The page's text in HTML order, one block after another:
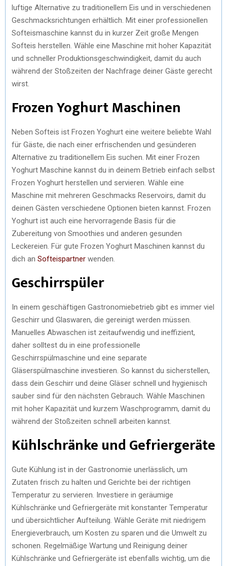
luftige Alternative zu traditionellem Eis und in verschiedenen
Geschmacksrichtungen erhältlich. Mit einer professionellen
Softeismaschine kannst du in kurzer Zeit große Mengen
Softeis herstellen. Wähle eine Maschine mit hoher Kapazität
und schneller Produktionsgeschwindigkeit, damit du auch
während der Stoßzeiten der Nachfrage deiner Gäste gerecht
wirst.
Frozen Yoghurt Maschinen
Neben Softeis ist Frozen Yoghurt eine weitere beliebte Wahl
für Gäste, die nach einer erfrischenden und gesünderen
Alternative zu traditionellem Eis suchen. Mit einer Frozen
Yoghurt Maschine kannst du in deinem Betrieb einfach selbst
Frozen Yoghurt herstellen und servieren. Wähle eine
Maschine mit mehreren Geschmacks Reservoirs, damit du
deinen Gästen verschiedene Optionen bieten kannst. Frozen
Yoghurt ist auch eine hervorragende Basis für die
Zubereitung von Smoothies und anderen gesunden
Leckereien. Für gute Frozen Yoghurt Maschinen kannst du
dich an Softeispartner wenden.
Geschirrspüler
In einem geschäftigen Gastronomiebetrieb gibt es immer viel
Geschirr und Glaswaren, die gereinigt werden müssen.
Manuelles Abwaschen ist zeitaufwendig und ineffizient,
daher solltest du in eine professionelle
Geschirrspülmaschine und eine separate
Gläserspülmaschine investieren. So kannst du sicherstellen,
dass dein Geschirr und deine Gläser schnell und hygienisch
sauber sind für den nächsten Gebrauch. Wähle Maschinen
mit hoher Kapazität und kurzem Waschprogramm, damit du
während der Stoßzeiten schnell arbeiten kannst.
Kühlschränke und Gefriergeräte
Gute Kühlung ist in der Gastronomie unerlässlich, um
Zutaten frisch zu halten und Gerichte bei der richtigen
Temperatur zu servieren. Investiere in geräumige
Kühlschränke und Gefriergeräte mit konstanter Temperatur
und übersichtlicher Aufteilung. Wähle Geräte mit niedrigem
Energieverbrauch, um Kosten zu sparen und die Umwelt zu
schonen. Regelmäßige Wartung und Reinigung deiner
Kühlschränke und Gefriergeräte ist ebenfalls wichtig, um die